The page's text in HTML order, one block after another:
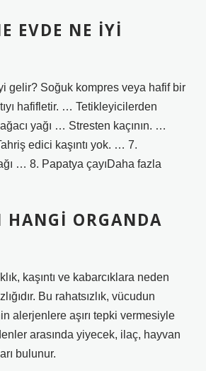
EVDE NE IYI
gelir? Soğuk kompres veya hafif bir
hafifletir. … Tetikleyicilerden
yağı … Stresten kaçının. …
edici kaşıntı yok. … 7.
… 8. Papatya çayıDaha fazla
HANGI ORGANDA
kaşıntı ve kabarcıklara neden
Bu rahatsızlık, vücudun
alerjenlere aşırı tepki vermesiyle
arasında yiyecek, ilaç, hayvan
bulunur.